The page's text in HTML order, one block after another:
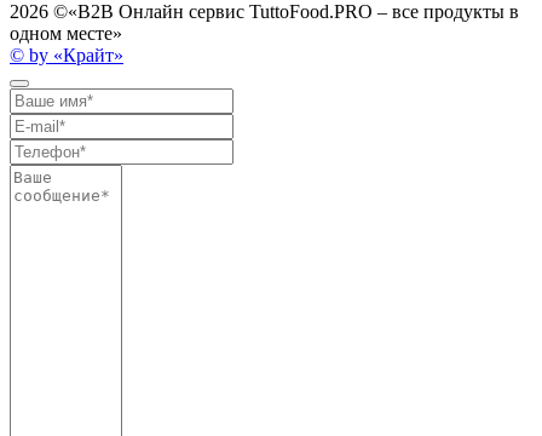
2026 ©«B2B Онлайн сервис TuttoFood.PRO – все продукты в
одном месте»
© by «Крайт»